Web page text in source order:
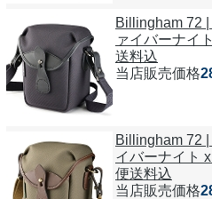
Billingham 72
ァイバーナイ
送料込
当店販売価格
Billingham 72
イバーナイト
便送料込
当店販売価格